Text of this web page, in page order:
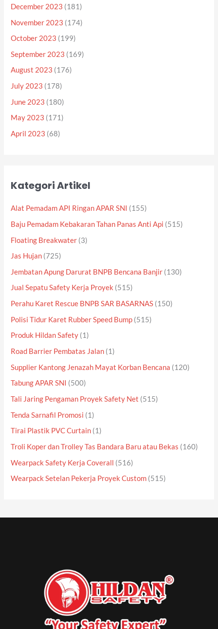
December 2023 (181)
November 2023 (174)
October 2023 (199)
September 2023 (169)
August 2023 (176)
July 2023 (178)
June 2023 (180)
May 2023 (171)
April 2023 (68)
Kategori Artikel
Alat Pemadam API Ringan APAR SNI (155)
Baju Pemadam Kebakaran Tahan Panas Anti Api (515)
Floating Breakwater (3)
Jas Hujan (725)
Jembatan Apung Darurat BNPB Bencana Banjir (130)
Jual Sepatu Safety Kerja Proyek (515)
Perahu Karet Rescue BNPB SAR BASARNAS (150)
Polisi Tidur Karet Rubber Speed Bump (515)
Produk Hildan Safety (1)
Road Barrier Pembatas Jalan (1)
Supplier Kantong Jenazah Mayat Korban Bencana (120)
Tabung APAR SNI (500)
Tali Jaring Pengaman Proyek Safety Net (515)
Tenda Sarnafil Promosi (1)
Tirai Plastik PVC Curtain (1)
Troli Koper dan Trolley Tas Bandara Baru atau Bekas (160)
Wearpack Safety Kerja Coverall (516)
Wearpack Setelan Pekerja Proyek Custom (515)